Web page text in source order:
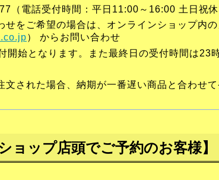
（電話受付時間：平日11:00～16:00 土日祝休
せをご希望の場合は、オンラインショップ内
） からお問い合わせ
開始となります。また最終日の受付時間は23
文された場合、納期が一番遅い商品と合わせて
ョップ店頭でご予約のお客様】